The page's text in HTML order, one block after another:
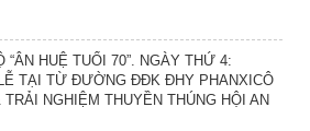
“ÂN HUỆ TUỔI 70”. NGÀY THỨ 4:
TẠI TỪ ĐƯỜNG ĐĐK ĐHY PHANXICÔ
NGHIỆM THUYỀN THÚNG HỘI AN